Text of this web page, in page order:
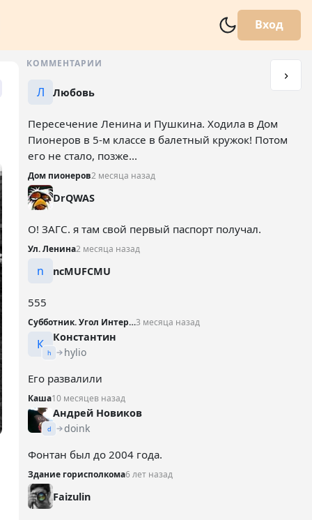
Вход
КОММЕНТАРИИ
Л Любовь
Пересечение Ленина и Пушкина. Ходила в Дом
Пионеров в 5-м классе в балетный кружок! Потом
его не стало, позже...
Дом пионеров2 месяца назад
DrQWAS
О! ЗАГС. я там свой первый паспорт получал.
Ул. Ленина2 месяца назад
n ncMUFCMU
555
Субботник. Угол Интернациональной и Театральной3 месяца назад
К
h
Константин
hylio
Его развалили
Каша10 месяцев назад
d
Андрей Новиков
doink
Фонтан был до 2004 года.
Здание горисполкома6 лет назад
Faizulin